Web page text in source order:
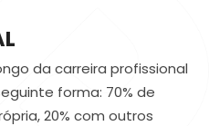
da carreira profissional
forma: 70% de
20% com outros